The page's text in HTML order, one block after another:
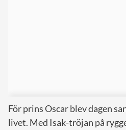
För prins Oscar blev dagen
livet. Med Isak-tröjan på